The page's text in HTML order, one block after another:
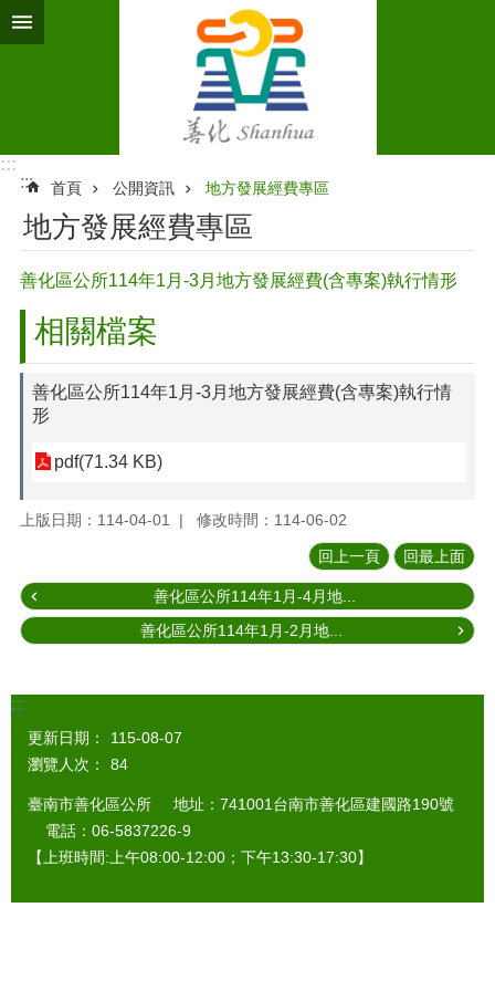
跳到主要內容區塊
:::
:::
首頁 公開資訊 地方發展經費專區
地方發展經費專區
善化區公所114年1月-3月地方發展經費(含專案)執行情形
相關檔案
善化區公所114年1月-3月地方發展經費(含專案)執行情
形
pdf(71.34 KB)
上版日期：114-04-01 修改時間：114-06-02
回上一頁 回最上面
善化區公所114年1月-4月地...
善化區公所114年1月-2月地...
:::
更新日期：
115-08-07
瀏覽人次：
84
臺南市善化區公所 地址：741001台南市善化區建國路190號
電話：06-5837226-9
【上班時間:上午08:00-12:00；下午13:30-17:30】